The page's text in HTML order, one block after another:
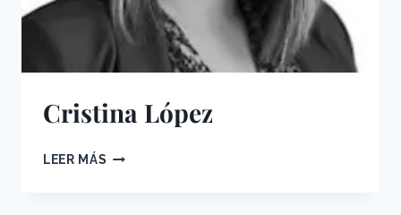
Cristina López
LEER MÁS CRISTINA